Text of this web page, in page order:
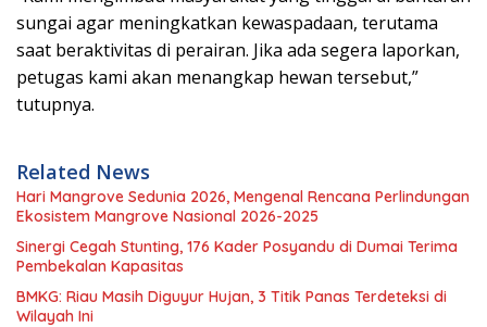
sungai agar meningkatkan kewaspadaan, terutama
saat beraktivitas di perairan. Jika ada segera laporkan,
petugas kami akan menangkap hewan tersebut,”
tutupnya.
Related News
Hari Mangrove Sedunia 2026, Mengenal Rencana Perlindungan
Ekosistem Mangrove Nasional 2026-2025
Sinergi Cegah Stunting, 176 Kader Posyandu di Dumai Terima
Pembekalan Kapasitas
BMKG: Riau Masih Diguyur Hujan, 3 Titik Panas Terdeteksi di
Wilayah Ini